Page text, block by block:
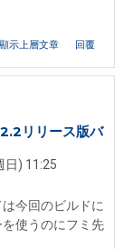
顯示上層文章 回覆
リリース版バ
日) 11:25
今回のビルドに
使うのにフミ先